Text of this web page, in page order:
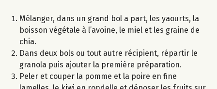
Mélanger, dans un grand bol a part, les yaourts, la
boisson végétale à l’avoine, le miel et les graine de
chia.
Dans deux bols ou tout autre récipient, répartir le
granola puis ajouter la première préparation.
Peler et couper la pomme et la poire en fine